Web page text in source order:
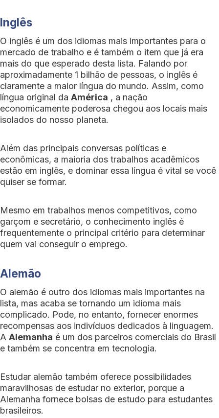
Inglês
O inglês é um dos idiomas mais importantes para o
mercado de trabalho e é também o item que já era
mais do que esperado desta lista. Falando por
aproximadamente 1 bilhão de pessoas, o inglês é
claramente a maior língua do mundo. Assim, como
língua original da América , a nação
economicamente poderosa chegou aos locais mais
isolados do nosso planeta.
Além das principais conversas políticas e
econômicas, a maioria dos trabalhos acadêmicos
estão em inglês, e dominar essa língua é vital se você
quiser se formar.
Mesmo em trabalhos menos competitivos, como
garçom e secretário, o conhecimento inglês é
frequentemente o principal critério para determinar
quem vai conseguir o emprego.
Alemão
O alemão é outro dos idiomas mais importantes na
lista, mas acaba se tornando um idioma mais
complicado. Pode, no entanto, fornecer enormes
recompensas aos indivíduos dedicados à linguagem.
A Alemanha é um dos parceiros comerciais do Brasil
e também se concentra em tecnologia.
Estudar alemão também oferece possibilidades
maravilhosas de estudar no exterior, porque a
Alemanha fornece bolsas de estudo para estudantes
brasileiros.